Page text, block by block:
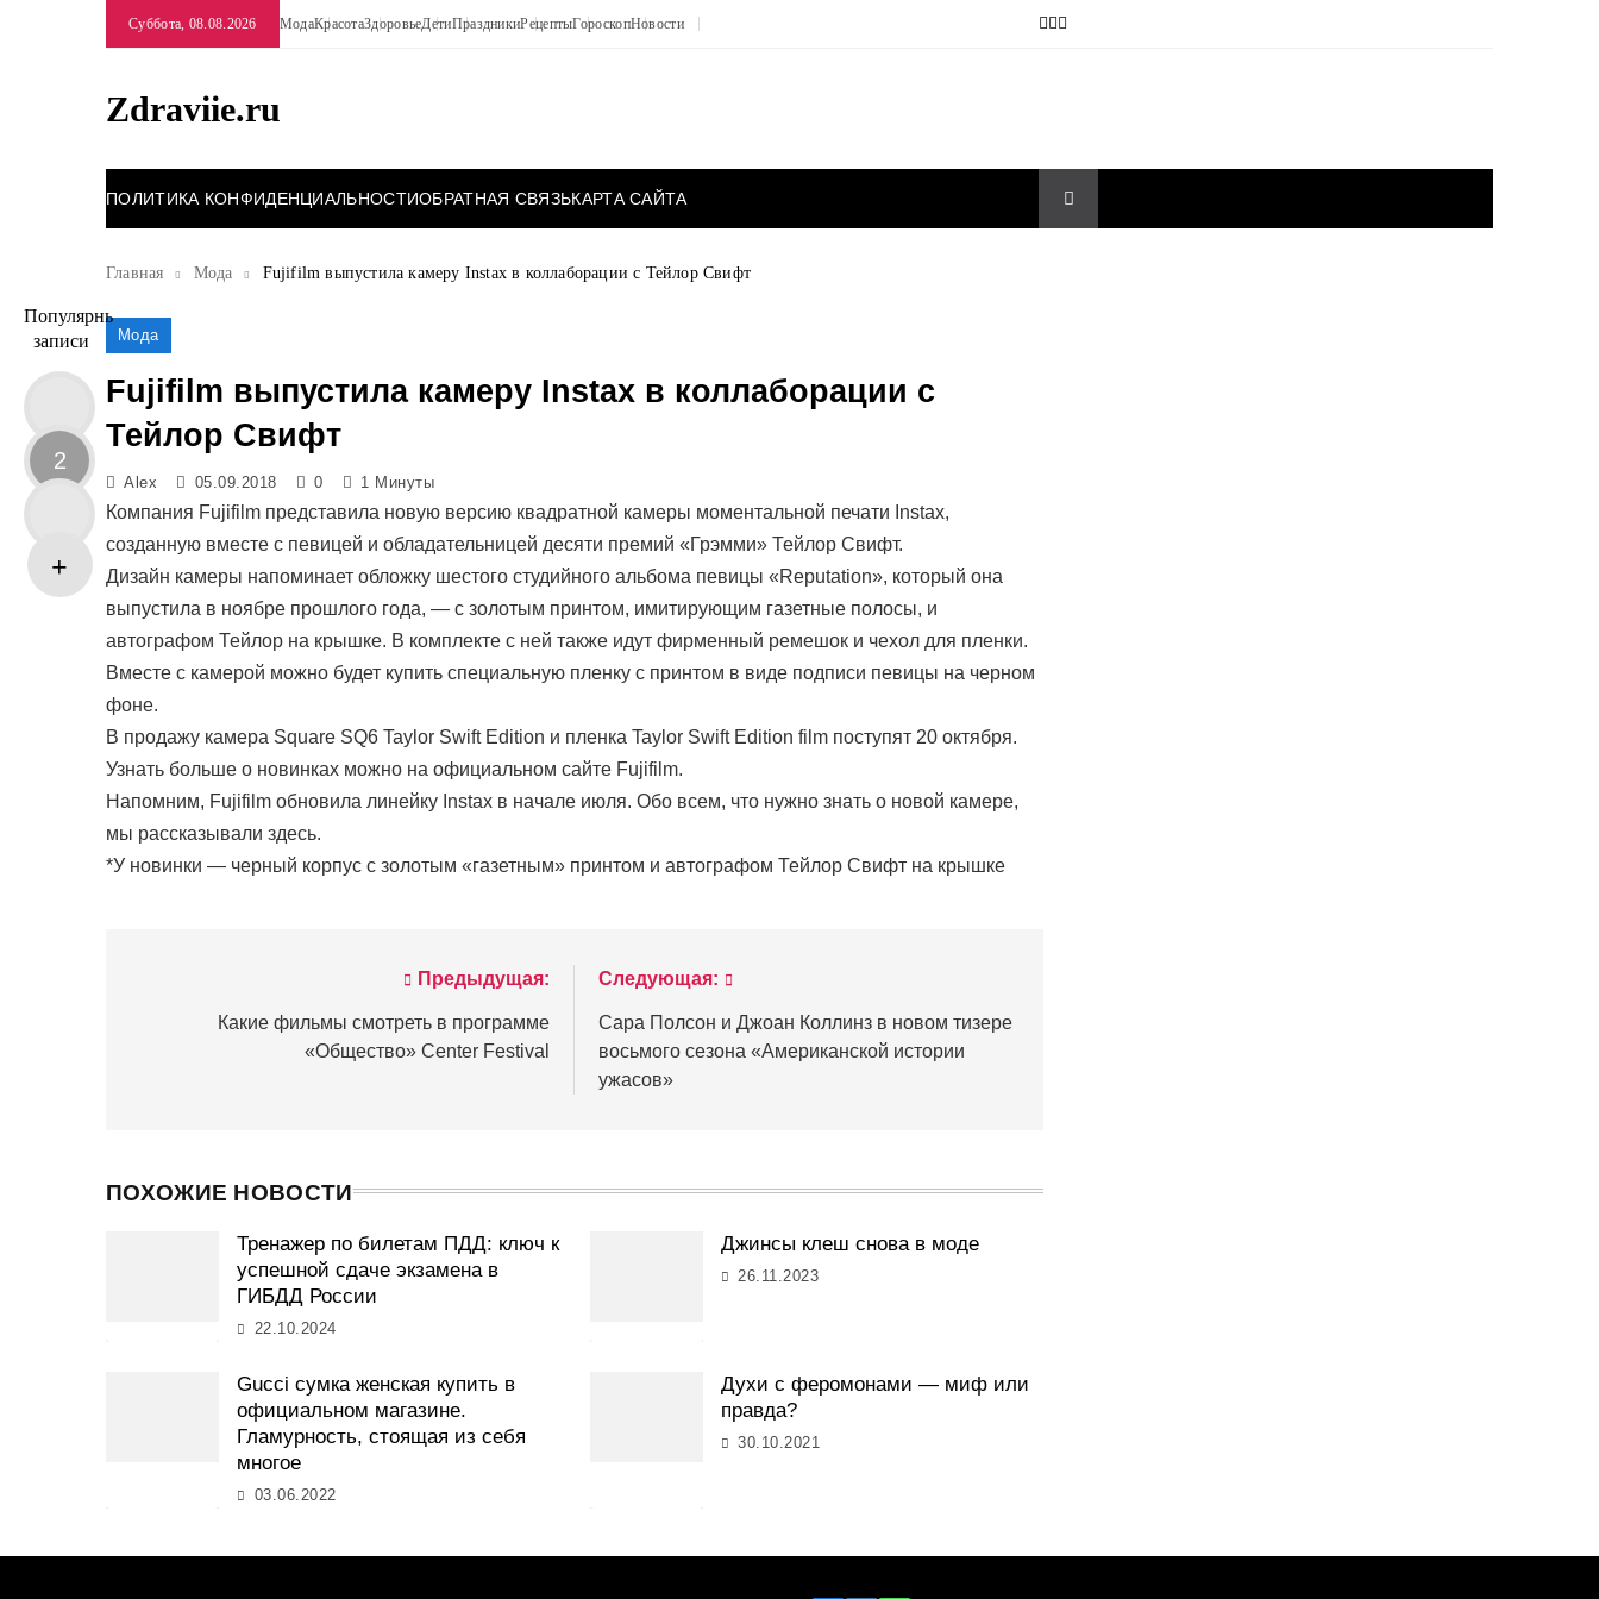
Суббота, 08.08.2026 МодаКрасотаЗдоровьеДетиПраздникиРецептыГороскопНовости
Zdraviie.ru
ПОЛИТИКА КОНФИДЕНЦИАЛЬНОСТИОБРАТНАЯ СВЯЗЬКАРТА САЙТА
Главная Мода Fujifilm выпустила камеру Instax в коллаборации с Тейлор Свифт
Популярные
записи
2
Мода
Fujifilm выпустила камеру Instax в коллаборации с
Тейлор Свифт
Alex 05.09.2018 0 1 Минуты
Компания Fujifilm представила новую версию квадратной камеры моментальной печати Instax,
созданную вместе с певицей и обладательницей десяти премий «Грэмми» Тейлор Свифт.
Дизайн камеры напоминает обложку шестого студийного альбома певицы «Reputation», который она
выпустила в ноябре прошлого года, — с золотым принтом, имитирующим газетные полосы, и
автографом Тейлор на крышке. В комплекте с ней также идут фирменный ремешок и чехол для пленки.
Вместе с камерой можно будет купить специальную пленку с принтом в виде подписи певицы на черном
фоне.
В продажу камера Square SQ6 Taylor Swift Edition и пленка Taylor Swift Edition film поступят 20 октября.
Узнать больше о новинках можно на официальном сайте Fujifilm.
Напомним, Fujifilm обновила линейку Instaх в начале июля. Обо всем, что нужно знать о новой камере,
мы рассказывали здесь.
*У новинки — черный корпус с золотым «газетным» принтом и автографом Тейлор Свифт на крышке
Предыдущая:
Какие фильмы смотреть в программе
«Общество» Center Festival
Следующая:
Сара Полсон и Джоан Коллинз в новом тизере
восьмого сезона «Американской истории
ужасов»
ПОХОЖИЕ НОВОСТИ
Тренажер по билетам ПДД: ключ к
успешной сдаче экзамена в
ГИБДД России
22.10.2024
Джинсы клеш снова в моде
26.11.2023
Gucci сумка женская купить в
официальном магазине.
Гламурность, стоящая из себя
многое
03.06.2022
Духи с феромонами — миф или
правда?
30.10.2021